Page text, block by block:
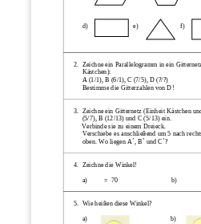
d) e)
2.
Zeichne ein Parallelogramm in ein
Kästchen):
A (1/1), B (6/1), C (7/5), D (?/?)
Bestimme die Gitterzahlen von D!
3.
Zeichne ein Gitternetz (Einheit Kästchen
(5/7), B (12/13) und C (5/13) ein.
Verbinde sie zu einem Dreieck.
Verschiebe es anschließend um 5 nach
oben. Wo liegen A ́, B` und C`?
4. Zeichne die Winkel!
a) =  70 b)
5. Wie heißen diese Winkel?
a)
               b)